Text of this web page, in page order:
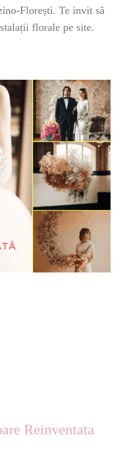
Florești. Te invit să
florale pe site.
Reinventata